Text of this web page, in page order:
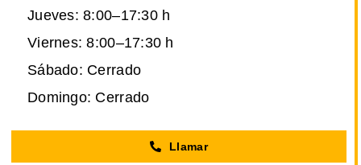
Jueves: 8:00–17:30 h
Viernes: 8:00–17:30 h
Sábado: Cerrado
Domingo: Cerrado
Llamar